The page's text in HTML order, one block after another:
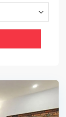
tĩnh, giao
tâm mua
nhà miễn